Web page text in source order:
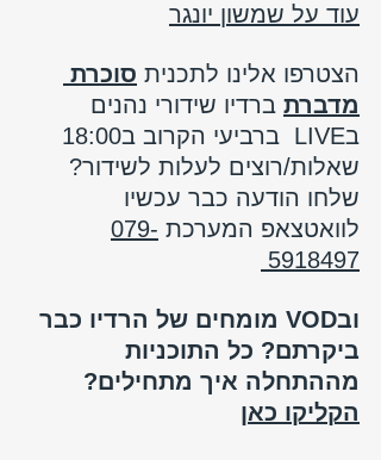
עוד על שמשון יונגר
הצטרפו אלינו לתכנית סוכרת
מדברת ברדיו שידורי נהנים
בLIVE  ברביעי הקרוב ב18:00
שאלות/רוצים לעלות לשידור?
שלחו הודעה כבר עכשיו
לוואטצאפ המערכת 079-
5918497
ובVOD מומחים של הרדיו כבר
ביקרתם? כל התוכניות
מההתחלה איך מתחילים?
הקליקו כאן